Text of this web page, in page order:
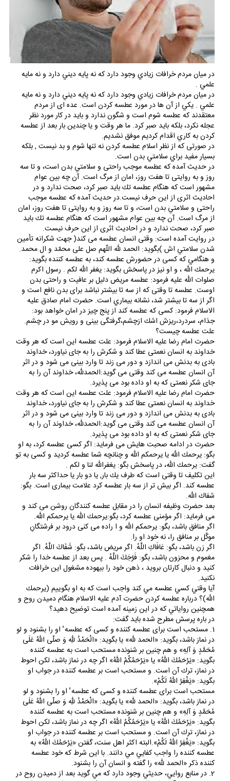
در ميان مردم خرافات زيادي وجود دارد كه نه پايه ديني دارد و نه مايه
علمي .
در ميان مردم خرافات زيادي وجود دارد كه نه پايه ديني دارد و نه مايه
علمي . يكي از آن ها در مورد عطسه كردن است. عده اى از مردم
معتقدند كه عطسه شوم است و شگون ندارد و بايد در كار مورد نظر
عجله نكرد، بلكه بايد صبر كرد. ما هر وقت و يا چندين بار بعد از عطسه
كردن به كاري اقدام كرديم موفق نشديم.
در صورتى كه از نظر اسلام عطسه كردن نه تنها شوم و بد نيست , بلكه
بسيار مفيد براي سلامتي بدن است.
در حديث آمده كه عطسه موجب راحتى و سلامتي بدن است، و تا سه
روز و به روايتى تا هفت روز، امان از مرگ است. آن چه بين عوام
مشهور است كه هنگام عطسه تك بايد صبر كرد، صحت ندارد و در
احاديث اثرى از اين حرف نيست.در حديث آمده كه عطسه موجب
راحتى و سلامتي بدن است، و تا سه روز و به روايتى تا هفت روز، امان
از مرگ است. آن چه بين عوام مشهور است كه هنگام عطسه تك بايد
صبر كرد، صحت ندارد و در احاديث اثرى از اين حرف نيست.
در روايت آمده است: وقتى انسان عطسه مى كند( جهت شكرانه تأمين
شدن سلامتي اش )بگويد: الحمد للّه اللّهم صل على محمّد و ال محمد.
و هنگامي كه كسى در حضورش عطسه كند، به عطسه كننده بگويد:
يرحمك اللّه ، و او نيز در پاسخش بگويد: يغفر الله لكم . رسول اكرم
صلوات الله عليه فرمود: عطسه مريض دليل بر عافيت و راحتى بدن
اوست. عطسه تا وقتى كه از سه تا بيشتر نباشد براى بدن نافع است و
اگر از سه تا بيشتر شد، نشانه بيماري است. حضرت امام صادق عليه
الاسلام فرمود: كسى كه عطسه كند از پنج چيز در امان خواهد بود:
جذام، سردرد،ريزش اشك ازچشم،گرفتگى بينى و رويش مو در چشم.
علت عطسه چيست؟
حضرت امام رضا عليه الاسلام فرمود: علت عطسه اين است كه هر وقت
خداوند به انسان نعمتى عطا كند و شكرش را به جاى نياورد، خداوند
بادى به بدنش مى اندازد و دور مى زند تا وارد بينى مى شود و در اثر
آن انسان عطسه مى كند وقتى مى گويد:الحمدلله، خداوند آن را به
جاى شكر نعمتى كه به او داده بود مى پذيرد.
حضرت امام رضا عليه الاسلام فرمود: علت عطسه اين است كه هر وقت
خداوند به انسان نعمتى عطا كند و شكرش را به جاى نياورد، خداوند
بادى به بدنش مى اندازد و دور مى زند تا وارد بينى مى شود و در اثر
آن انسان عطسه مى كند وقتى مى گويد:الحمدلله، خداوند آن را به
جاى شكر نعمتى كه به او داده بود مى پذيرد.
حضرت در ادامه صحبت هايش مى فرمايد: اگر كسى عطسه كرد، به او
بگو: يرحمك الله يا يرحمكم الله و چنانچه شما عطسه كرديد و كسى به تو
گفت: يرحمك الله، در پاسخش بگو: يغفرالله لنا و لكم .
اين تكليف تا وقتى است كه طرف يك بار, يا دو بار يا حداكثر سه بار
عطسه كند. اگر بيش تر از سه بار عطسه كرد علامت بيمارى است. بگو:
شفاك اللّه.
بعد حضرت وظيفه انسان را در مقابل عطسه كنندگان روشن مى كند و
مى فرمايد: اگر مؤمنى عطسه كرد، بگو:يرحمك اللّه يا يرحمكم اللّه.
اگر منافق باشد، بگو: يرحمكم اللّه و ا راده مى كنى درود بر فرشتگانِ
موكّل بر منافق را، نه خود او را.
اگر زن باشد، بگو: عَافَاكِ اللَّهُ. اگر مريض باشد، بگو: شَفَاكَ اللَّهُ. اگر
مغموم و محزون باشد، بگو: فَرَّجَكَ اللَّهُ . پس بعد از عطسه خدا را شكر
كنيد و دنبال كارتان برويد ، ذهن خود را بيهوده مشغول اين خرافات
نكنيد.
آيا وقتي كسي عطسه مي كند واجب است كه به او بگوييم (يرحمك
الله)؟ درباره عطسه كردن حضرت آدم عليه الاسلام هنگام دميدن روح و
همچنين رواياتي كه در اين زمينه آمده است توضيح دهيد؟
در باره پرسش مطرح شده بايد گفت:
1. مستحب است براى عطسه كننده و كسى كه عطسه ٔ او را بشنود و لو
در نماز باشد، بگويد: «الحمد للّٰه» يا بگويد: «الْحَمْدُ للّٰهِ وَ صلّى اللّٰهُ عَلَى
مُحَمَّدٍ وَ آلِهِ» و هم چنين بر شنونده مستحب است به عطسه كننده
بگويد: «يَرْحَمُكَ اللّٰهُ» يا «يَرْحَمُكُمُ اللّٰهُ» اگر چه در نماز باشد، لكن احوط
در نماز، ترك آن است. و مستحب است بر عطسه كننده در جواب او
بگويد: «يَغْفِرُ اللّٰهُ لَكُمْ».
مستحب است براى عطسه كننده و كسى كه عطسه ٔ او را بشنود و لو
در نماز باشد، بگويد: «الحمد للّٰه» يا بگويد: «الْحَمْدُ للّٰهِ وَ صلّى اللّٰهُ عَلَى
مُحَمَّدٍ وَ آلِهِ» و هم چنين بر شنونده مستحب است به عطسه كننده
بگويد: «يَرْحَمُكَ اللّٰهُ» يا «يَرْحَمُكُمُ اللّٰهُ» اگر چه در نماز باشد، لكن احوط
در نماز، ترك آن است. و مستحب است بر عطسه كننده در جواب او
بگويد: «يَغْفِرُ اللّٰهُ لَكُمْ».البته اكثر اهل سنت، گفتن «يَرْحَمُكَ اللّٰهُ» به
عطسه كننده را واجب كفايي مي دانند. با اين شرط كه خود عطسه
كننده ذكر «الحمد للّٰه» را گفته و انسان آن را بشنود.
2. در منابع روايي، حديثي وجود دارد كه مي گويد بعد از دميدن روح در